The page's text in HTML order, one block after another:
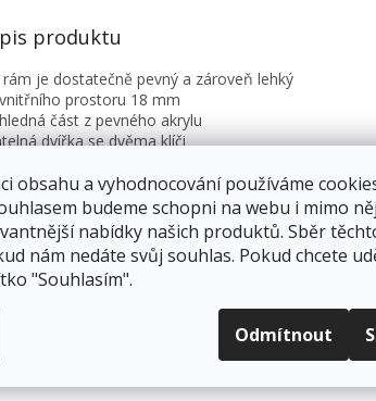
obsahu a vyhodnocování používáme
budeme schopni na webu i mimo něj
nabídky našich produktů. Sběr
nám nedáte svůj souhlas. Pokud chcete
"Souhlasím".
Odmítnout
produktu
je dostatečně pevný a zároveň lehký
prostoru 18 mm
část z pevného akrylu
dvířka se dvěma klíči
materiál součástí balení
tabule s magnetickým povrchem
za sucha stíratelnými popisovači nebo přichycení
použití
tabule s magnetickým povrchem
část z pevného akrylu
dvířka se 2 klíči